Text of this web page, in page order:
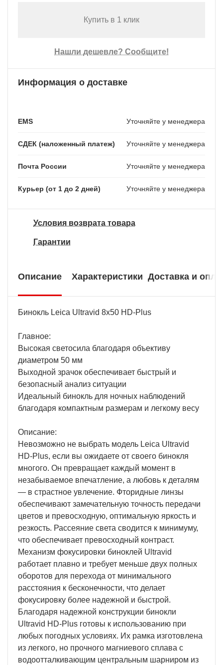
Купить в 1 клик
Нашли дешевле? Сообщите!
Информация о доставке
EMS Уточняйте у менеджера
СДЕК (наложенный платеж) Уточняйте у менеджера
Почта России Уточняйте у менеджера
Курьер (от 1 до 2 дней) Уточняйте у менеджера
Условия возврата товара
Гарантии
Описание Характеристики Доставка и
Бинокль Leica Ultravid 8x50 HD-Plus
Главное:
Высокая светосила благодаря объективу
диаметром 50 мм
Выходной зрачок обеспечивает быстрый и
безопасный анализ ситуации
Идеальный бинокль для ночных наблюдений
благодаря компактным размерам и легкому весу
Описание:
Невозможно не выбрать модель Leica Ultravid
HD-Plus, если вы ожидаете от своего бинокля
многого. Он превращает каждый момент в
незабываемое впечатление, а любовь к деталям
— в страстное увлечение. Фторидные линзы
обеспечивают замечательную точность передачи
цветов и превосходную, оптимальную яркость и
резкость. Рассеяние света сводится к минимуму,
что обеспечивает превосходный контраст.
Механизм фокусировки биноклей Ultravid
работает плавно и требует меньше двух полных
оборотов для перехода от минимального
расстояния к бесконечности, что делает
фокусировку более надежной и быстрой.
Благодаря надежной конструкции бинокли
Ultravid HD-Plus готовы к использованию при
любых погодных условиях. Их рамка изготовлена
из легкого, но прочного магниевого сплава с
водоотталкивающим центральным шарниром из